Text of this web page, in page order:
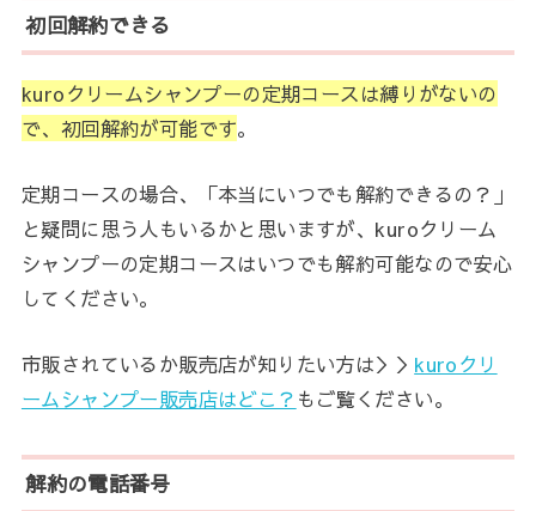
初回解約できる
kuroクリームシャンプーの定期コースは縛りがないの
で、初回解約が可能です。
定期コースの場合、「本当にいつでも解約できるの？」
と疑問に思う人もいるかと思いますが、kuroクリーム
シャンプーの定期コースはいつでも解約可能なので安心
してください。
市販されているか販売店が知りたい方は＞＞ kuroクリ
ームシャンプー販売店はどこ？ もご覧ください。
解約の電話番号